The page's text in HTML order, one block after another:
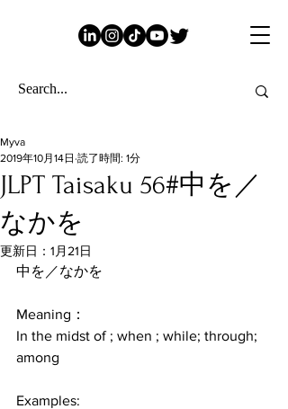
JLPT Taisaku 56#中を／
なかを
Myva
2019年10月14日 読了時間: 1分
更新日： 1月21日
中を／なかを
Meaning：
In the midst of ; when ; while; through;
among
Examples: